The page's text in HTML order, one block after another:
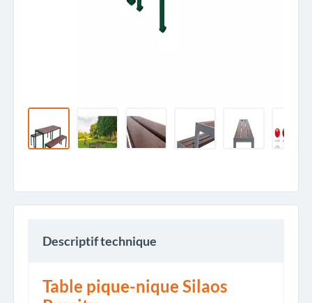
Descriptif technique
Table pique-nique Silaos